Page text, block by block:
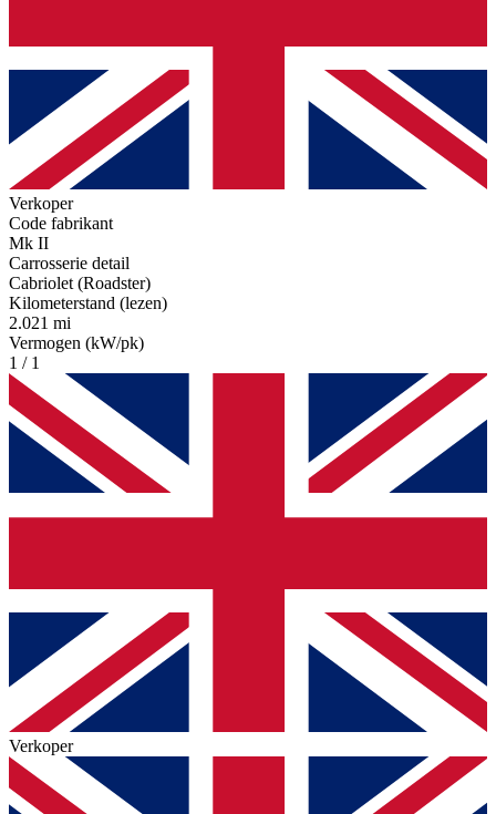
Verkoper
Code fabrikant
Mk II
Carrosserie detail
Cabriolet (Roadster)
Kilometerstand (lezen)
2.021 mi
Vermogen (kW/pk)
1 / 1
Verkoper